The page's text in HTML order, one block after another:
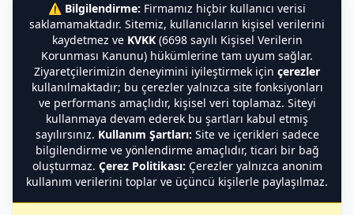
⚠️ Bilgilendirme: Firmamız hiçbir kullanıcı verisi
saklamamaktadır. Sitemiz, kullanıcıların kişisel verilerini
kaydetmez ve KVKK(6698 sayılı Kişisel Verilerin
Korunması Kanunu) hükümlerine tam uyum sağlar.
Ziyaretçilerimizin deneyimini iyileştirmek için çerezler
kullanılmaktadır; bu çerezler yalnızca site fonksiyonları
ve performans amaçlıdır, kişisel veri toplamaz. Siteyi
kullanmaya devam ederek bu şartları kabul etmiş
sayılırsınız. Kullanım Şartları: Site ve içerikleri sadece
bilgilendirme ve yönlendirme amaçlıdır, ticari bir bağ
oluşturmaz. Çerez Politikası: Çerezler yalnızca anonim
kullanım verilerini toplar ve üçüncü kişilerle paylaşılmaz.